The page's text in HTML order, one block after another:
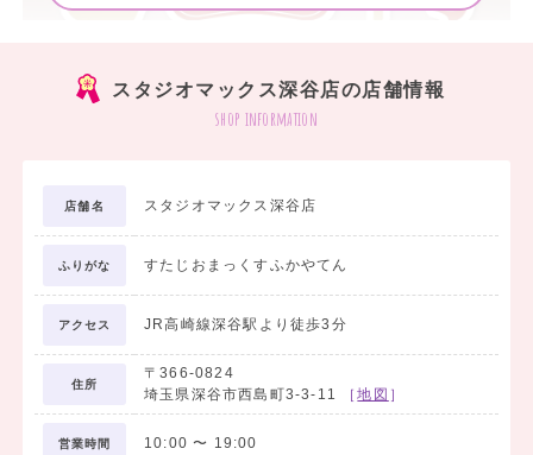
スタジオマックス深谷店の店舗情報
shop information
店舗名 スタジオマックス深谷店
ふりがな すたじおまっくすふかやてん
アクセス JR高崎線深谷駅より徒歩3分
住所
〒366-0824
埼玉県深谷市西島町3-3-11
［地図 ］
営業時間 10:00 〜 19:00